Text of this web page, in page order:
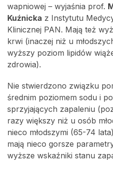
wapniowej – wyjaśnia prof.
Kuźnicka z Instytutu
Klinicznej PAN. Mają też
krwi (inaczej niż u
wyższy poziom lipidów
zdrowia).
Nie stwierdzono związku
średnim poziomem sodu i
sprzyjających zapaleniu
razy większy niż u osób
nieco młodszymi (65-74
mają nieco gorsze
wyższe wskaźniki stanu